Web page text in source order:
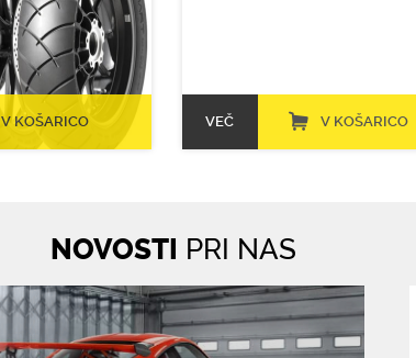
V KOŠARICO VEČ V KOŠARICO
NOVOSTI PRI NAS